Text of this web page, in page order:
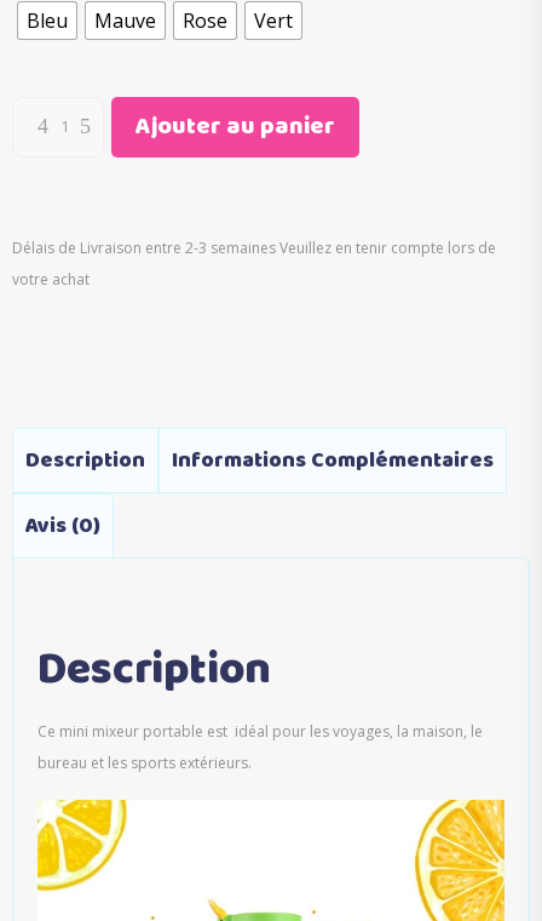
€60.00.€29.95.
Bleu Mauve Rose Vert
Ajouter au panier
Délais de Livraison entre 2-3 semaines Veuillez en tenir compte lors de
votre achat
Description
Informations Complémentaires
Avis (0)
Description
Ce mini mixeur portable est idéal pour les voyages, la maison, le
bureau et les sports extérieurs.